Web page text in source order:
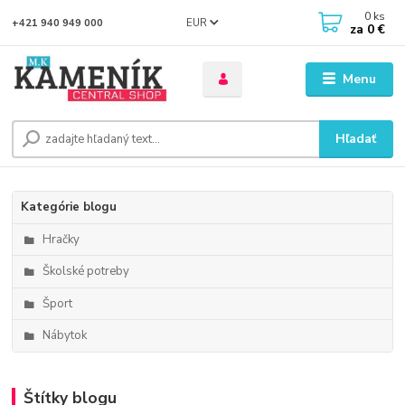
Menu
EUR
Hľadať
+421 940 949 000 0 ks
za 0 €
Kategórie blogu
Hračky
Školské potreby
Šport
Nábytok
Štítky blogu